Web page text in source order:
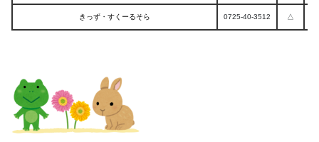
きっず・すくーるそら 0725-40-3512 △